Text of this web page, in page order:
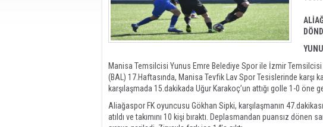
Manisa Temsilcisi Yunus Emre Belediye Spor ile İzmir
(BAL) 17.Haftasında, Manisa Tevfik Lav Spor Tesislerinde karşı
karşılaşmada 15.dakikada Uğur Karakoç’un attığı golle 1-0 öne
Aliağaspor FK oyuncusu Gökhan Sipki, karşılaşmanın
atıldı ve takımını 10 kişi bıraktı. Deplasmandan puansız